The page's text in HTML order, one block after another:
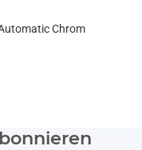
Chrom